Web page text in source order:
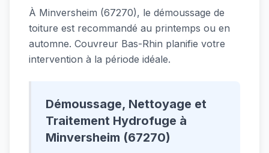
À Minversheim (67270), le démoussage de
toiture est recommandé au printemps ou en
automne. Couvreur Bas-Rhin planifie votre
intervention à la période idéale.
Démoussage, Nettoyage et
Traitement Hydrofuge à
Minversheim (67270)